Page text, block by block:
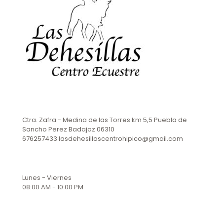
Ctra. Zafra - Medina de las Torres km 5,5 Puebla de
Sancho Perez Badajoz 06310
676257433 lasdehesillascentrohipico@gmail.com
Lunes - Viernes
08:00 AM - 10:00 PM